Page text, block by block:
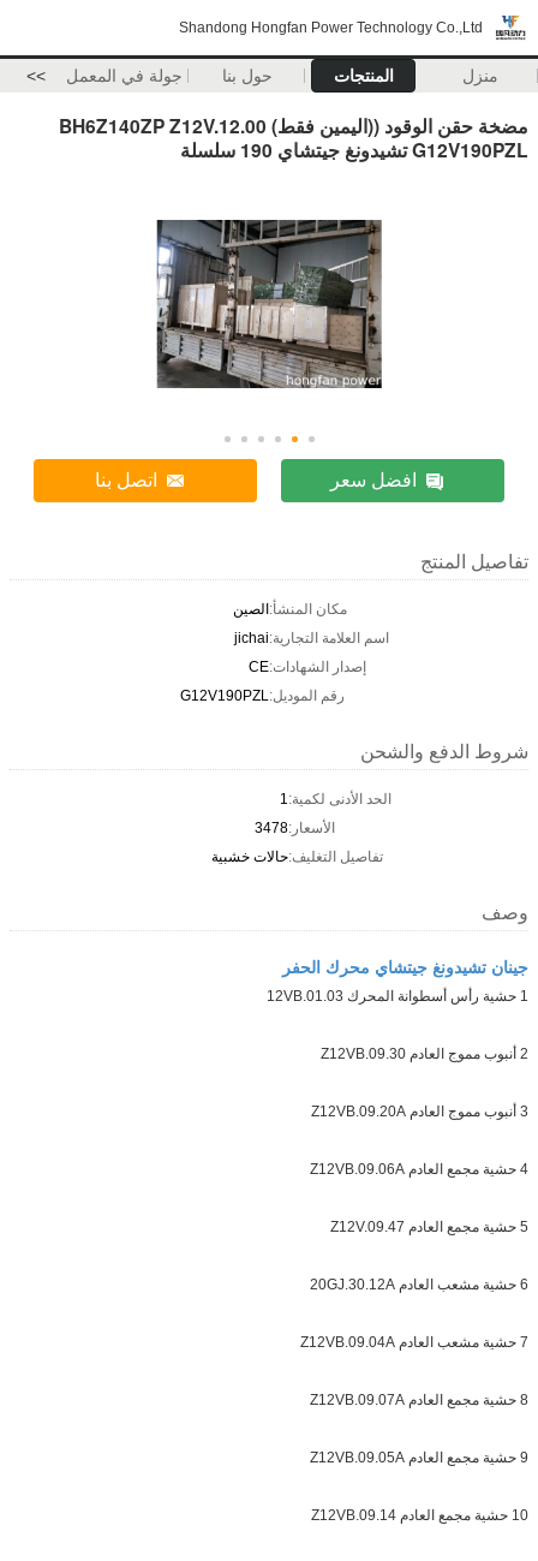
Shandong Hongfan Power Technology Co.,Ltd
منزل المنتجات حول بنا جولة في المعمل >>
مضخة حقن الوقود ((اليمين فقط) BH6Z140ZP Z12V.12.00
G12V190PZL تشيدونغ جيتشاي 190 سلسلة
افضل سعر اتصل بنا
تفاصيل المنتج
مكان المنشأ:الصين
اسم العلامة التجارية:jichai
إصدار الشهادات:CE
رقم الموديل:G12V190PZL
شروط الدفع والشحن
الحد الأدنى لكمية:1
الأسعار:3478
تفاصيل التغليف:حالات خشبية
وصف
جينان تشيدونغ جيتشاي محرك الحفر
1 حشية رأس أسطوانة المحرك 12VB.01.03
2 أنبوب مموج العادم Z12VB.09.30
3 أنبوب مموج العادم Z12VB.09.20A
4 حشية مجمع العادم Z12VB.09.06A
5 حشية مجمع العادم Z12V.09.47
6 حشية مشعب العادم 20GJ.30.12A
7 حشية مشعب العادم Z12VB.09.04A
8 حشية مجمع العادم Z12VB.09.07A
9 حشية مجمع العادم Z12VB.09.05A
10 حشية مجمع العادم Z12VB.09.14